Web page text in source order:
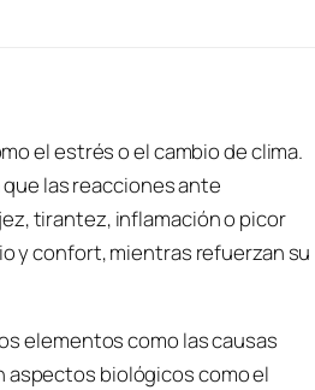
el estrés o el cambio de clima.
las reacciones ante
tirantez, inflamación o picor
y confort, mientras refuerzan su
elementos como las causas
biológicos como el